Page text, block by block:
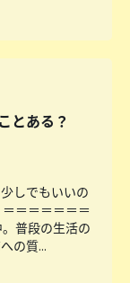
とある？
しでもいいの
＝＝＝＝＝＝
普段の生活の
の質...